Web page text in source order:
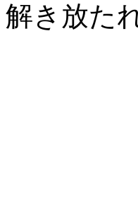
解き放た